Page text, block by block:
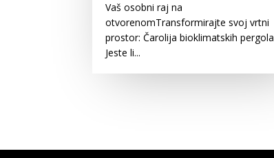
Vaš osobni raj na
otvorenomTransformirajte svoj vrtni
prostor: Čarolija bioklimatskih pergola
Jeste li...